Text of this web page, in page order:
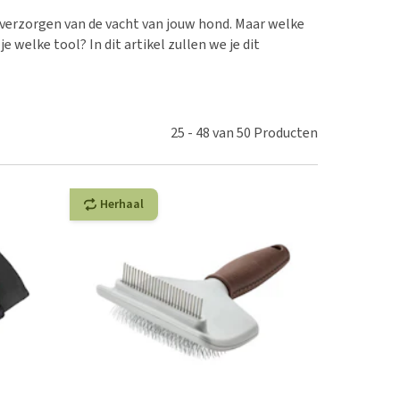
en dementie
Mijn hond plast in
Wat nu?
van de vacht van jouw hond. Maar welke
welke tool? In dit artikel zullen we je dit
25 - 48van50 Producten
Herhaal